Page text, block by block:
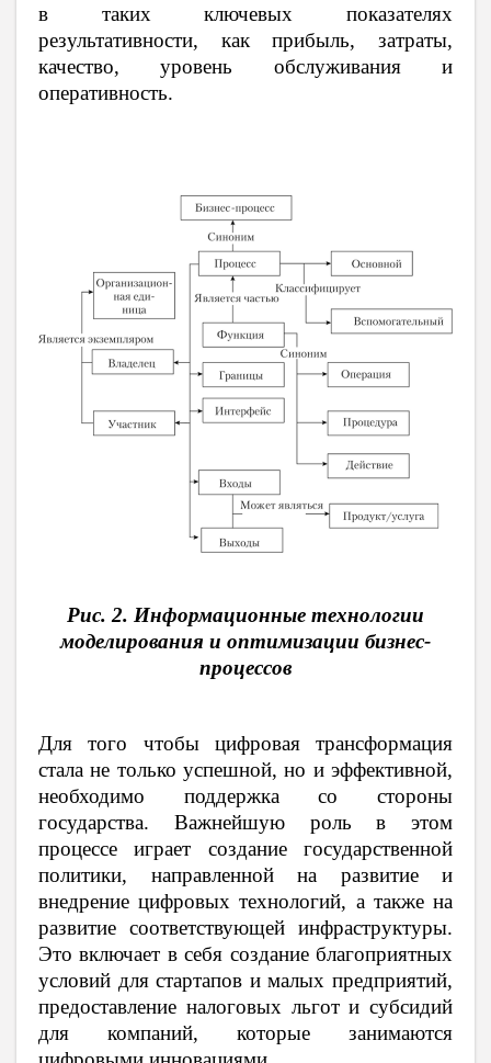
в таких ключевых показателях
результативности, как прибыль, затраты,
качество, уровень обслуживания и
оперативность.
Рис. 2. Информационные технологии
моделирования и оптимизации бизнес-
процессов
Для того чтобы цифровая трансформация
стала не только успешной, но и эффективной,
необходимо поддержка со стороны
государства. Важнейшую роль в этом
процессе играет создание государственной
политики, направленной на развитие и
внедрение цифровых технологий, а также на
развитие соответствующей инфраструктуры.
Это включает в себя создание благоприятных
условий для стартапов и малых предприятий,
предоставление налоговых льгот и субсидий
для компаний, которые занимаются